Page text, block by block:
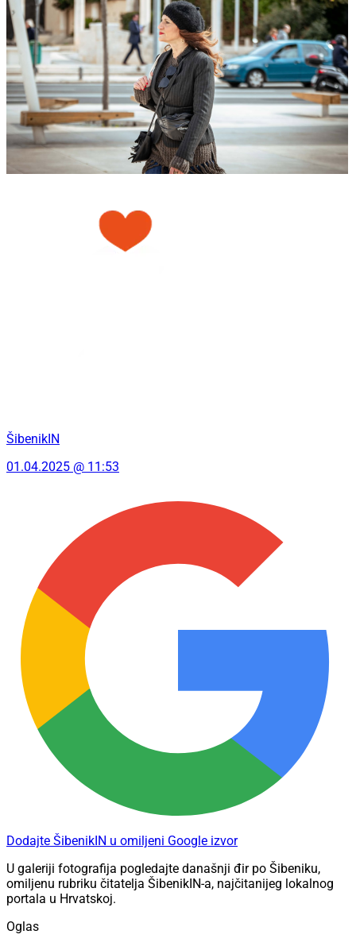
ŠibenikIN
01.04.2025 @ 11:53
Dodajte ŠibenikIN u omiljeni Google izvor
U galeriji fotografija pogledajte današnji đir po Šibeniku,
omiljenu rubriku čitatelja ŠibenikIN-a, najčitanijeg lokalnog
portala u Hrvatskoj.
Oglas